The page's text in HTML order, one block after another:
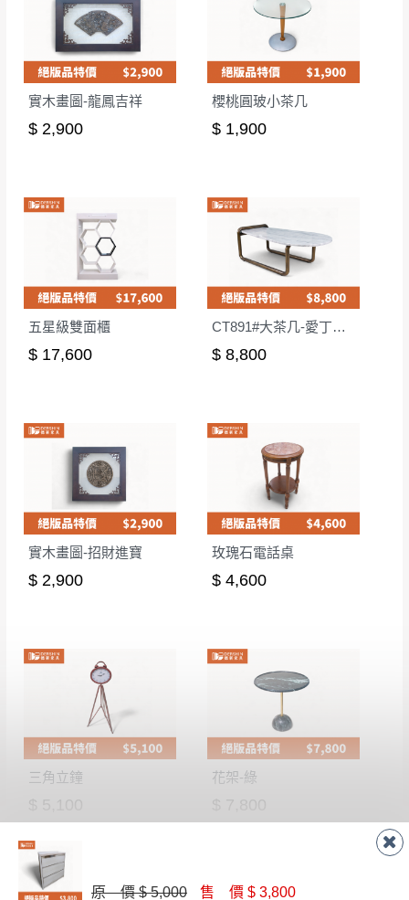
實木畫圖-龍鳳吉祥
$ 2,900
櫻桃圓玻小茶几
$ 1,900
五星級雙面櫃
$ 17,600
CT891#大茶几-愛丁堡灰
$ 8,800
實木畫圖-招財進寶
$ 2,900
玫瑰石電話桌
$ 4,600
三角立鐘 花架-綠
原 價 $ 5,000 售 價 $ 3,800